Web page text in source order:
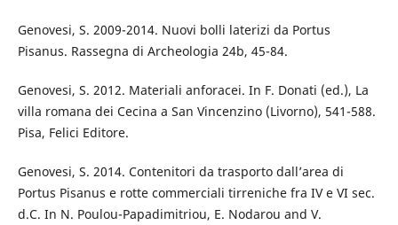
Genovesi, S. 2009-2014. Nuovi bolli laterizi da Portus
Pisanus. Rassegna di Archeologia 24b, 45-84.
Genovesi, S. 2012. Materiali anforacei. In F. Donati (ed.), La
villa romana dei Cecina a San Vincenzino (Livorno), 541-588.
Pisa, Felici Editore.
Genovesi, S. 2014. Contenitori da trasporto dall’area di
Portus Pisanus e rotte commerciali tirreniche fra IV e VI sec.
d.C. In N. Poulou-Papadimitriou, E. Nodarou and V.